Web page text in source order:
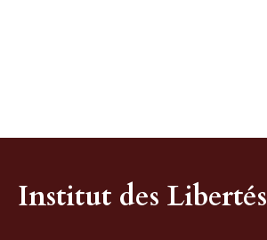
Institut des Libertés